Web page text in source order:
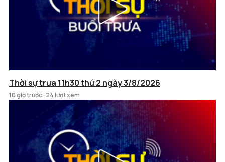
Thời sự trưa 11h30 thứ 2 ngày 3/8/2026
10 giờ trước 24 lượt xem